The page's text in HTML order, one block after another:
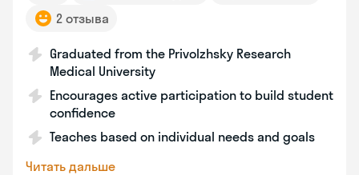
2 отзыва
Graduated from the Privolzhsky Research
Medical University
Encourages active participation to build student
confidence
Teaches based on individual needs and goals
Читать дальше